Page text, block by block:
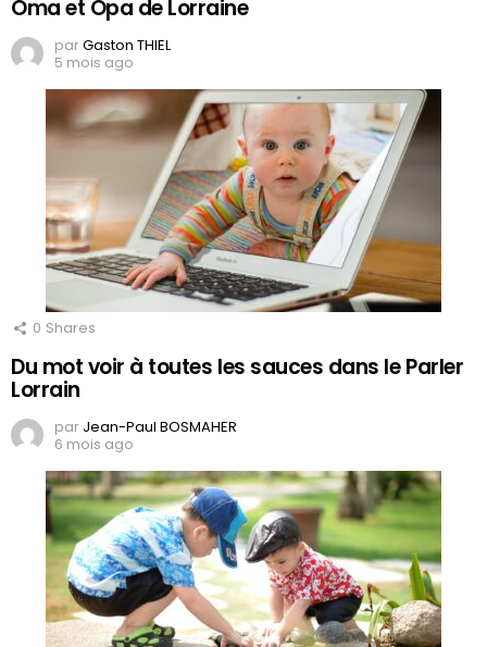
Oma et Opa de Lorraine
parGaston THIEL
5 mois ago
0 Shares
Du mot voir à toutes les sauces dans le Parler
Lorrain
par Jean-Paul BOSMAHER
6 mois ago